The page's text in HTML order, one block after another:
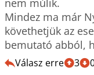
Mindez ma már
követhetjük az
Válasz erre 3